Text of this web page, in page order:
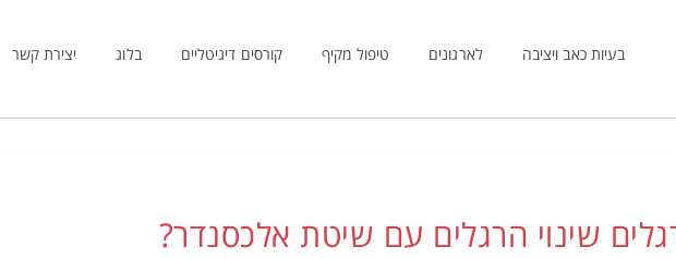
בעיות כאב ויציבה לארגונים טיפול מקיף קורסים דיגיטליים בלוג יצירת קשר
שינוי הרגלים עם שיטת אלכסנדר?